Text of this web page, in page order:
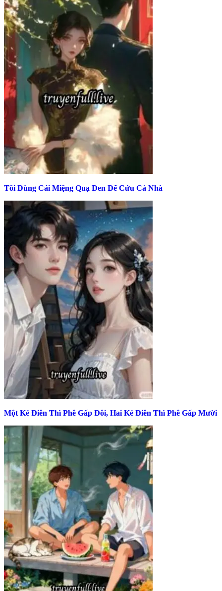
Tôi Dùng Cái Miệng Quạ Đen Để Cứu Cả Nhà
Một Kẻ Điên Thì Phê Gấp Đôi, Hai Kẻ Điên Thì Phê Gấp Mười